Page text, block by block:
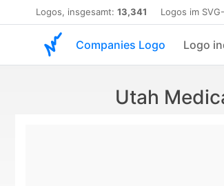
Logos, insgesamt: 13,341 Logos im SVG-
Companies Logo Logo
Utah